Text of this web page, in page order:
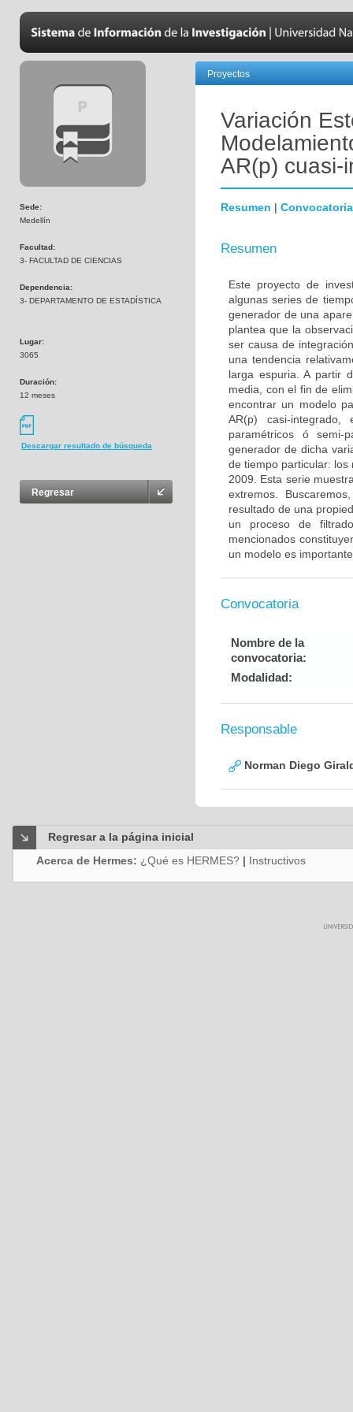
Sede:
Medellín
Facultad:
3- FACULTAD DE CIENCIAS
Dependencia:
3- DEPARTAMENTO DE ESTADÍSTICA
Lugar:
3065
Duración:
12 meses
Descargar resultado de búsqueda
Regresar
Proyectos
Variación
AR(p) cuasi-
Resumen | Convocatoria
Resumen
Este proyecto de
algunas series de
generador de una
plantea que la
ser causa de
una tendencia
larga espuria. A partir
media, con el fin de
encontrar un modelo
AR(p) casi-
paramétricos ó semi-
generador de dicha
de tiempo particular:
2009. Esta serie
extremos.
resultado de una
un proceso de
mencionados
un modelo es
Convocatoria
Nombre de la
convocatoria:
Modalidad:
Responsable
Norman Diego
Regresar a la página inicial
Acerca de Hermes: ¿Qué es HERMES? | Instructivos